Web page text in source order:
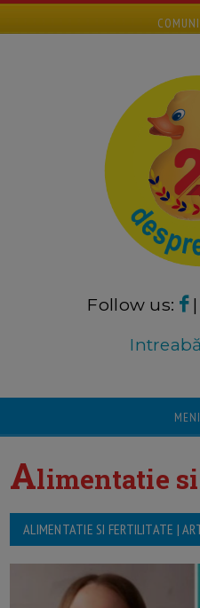
Follow us: |
Alimentatie
ALIMENTATIE SI FERTILITATE |